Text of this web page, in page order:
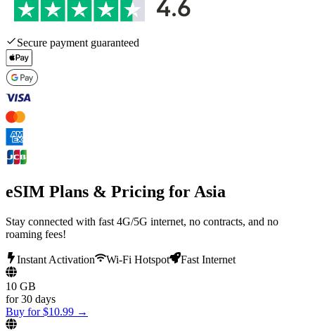
Secure payment guaranteed
eSIM Plans & Pricing for Asia
Stay connected with fast 4G/5G internet, no contracts, and no
roaming fees!
Instant Activation Wi-Fi Hotspot Fast Internet
10 GB
for30 days
Buy for$10.99 →